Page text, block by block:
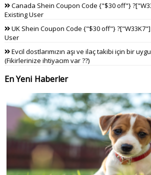
Canada Shein Coupon Code {"$30 off"}
Existing User
UK Shein Coupon Code {"$30 off"}
User
Evcil dostlarımızın aşı ve ilaç takibi için bir
(Fikirlerinize ihtiyacım var ??)
En Yeni Haberler